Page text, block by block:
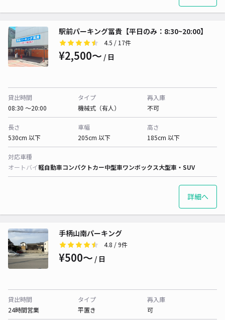
駅前パーキング冨貴【平日のみ：8:30~20:00】
4.5 / 17件
¥2,500〜 / 日
貸出時間
08:30 〜20:00
タイプ
機械式（有人）
再入庫
不可
長さ
530cm 以下
車幅
205cm 以下
高さ
185cm 以下
対応車種
オートバイ軽自動車コンパクトカー中型車ワンボックス大型車・SUV
詳細へ
手柄山南パーキング
4.8 / 9件
¥500〜 / 日
貸出時間
24時間営業
タイプ
平置き
再入庫
可